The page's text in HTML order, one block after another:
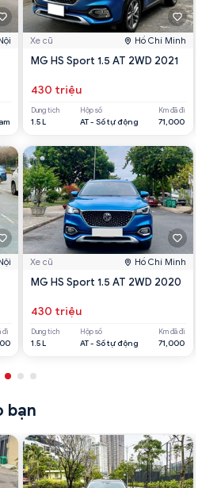
đi
Xe cũ Hồ Chí Minh
MG HS Sport 1.5 AT 2WD 2021
430 triệu
Dung tích
1.5 L
Hộp số
AT - Số tự động
Km đã đi
71,000
Xe cũ Hồ Chí Minh
MG HS Sport 1.5 AT 2WD 2020
430 triệu
Dung tích
1.5 L
Hộp số
AT - Số tự động
Km đã đi
71,000
bạn